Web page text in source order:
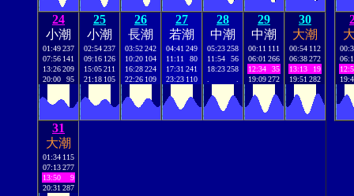
24
小潮
01:49237
07:56 141
13:26209
20:00
95
25
小潮
02:54237
09:16 126
15:05211
21:18 105
26
長潮
03:52242
10:20 104
16:28224
22:26 109
27
若潮
04:41 249
11:11
80
17:31 241
23:23 110
28
中潮
05:23258
11:54
56
18:23258
29
中潮
00:11 111
06:01 266
12:34
35
19:09272
30
大潮
00:54 112
06:38272
13:13
19
19:51 282
31
大潮
01:34 115
07:13277
13:50
9
20:31 287